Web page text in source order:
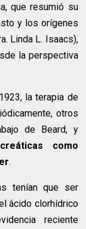
que resumió su
y los orígenes
Linda L. Isaacs),
la perspectiva
la terapia de
otros
de Beard, y
como
.
tenían que ser
ácido clorhídrico
reciente